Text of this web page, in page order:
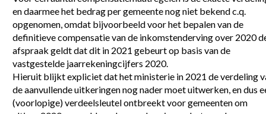
en daarmee het bedrag per gemeente nog niet bekend c.q.
opgenomen, omdat bijvoorbeeld voor het bepalen van de
definitieve compensatie van de inkomstenderving over 2020
afspraak geldt dat dit in 2021 gebeurt op basis van de
vastgestelde jaarrekeningcijfers 2020.
Hieruit blijkt expliciet dat het ministerie in 2021 de verdeling
de aanvullende uitkeringen nog nader moet uitwerken, en dus
(voorlopige) verdeelsleutel ontbreekt voor gemeenten om